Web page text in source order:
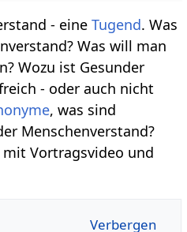
- eineTugend. Was
Was will man
Wozu ist Gesunder
- oder auch nicht
, was sind
Menschenverstand?
Vortragsvideo und